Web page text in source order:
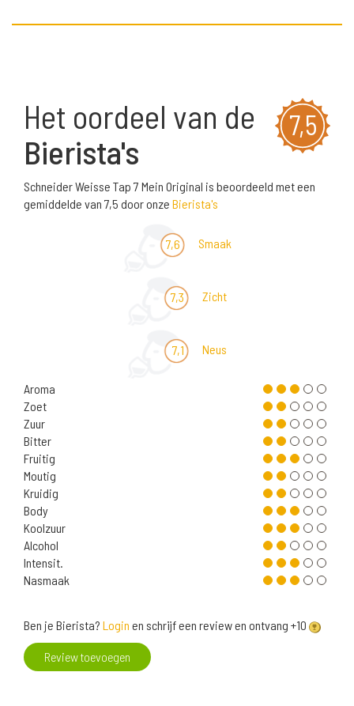
7,5
Het oordeel van de
Bierista's
Schneider Weisse Tap 7 Mein Original is beoordeeld met een
gemiddelde van 7,5 door onze Bierista's
7,6 Smaak
7,3 Zicht
7,1 Neus
Aroma
Zoet
Zuur
Bitter
Fruitig
Moutig
Kruidig
Body
Koolzuur
Alcohol
Intensit.
Nasmaak
Ben je Bierista? Login en schrijf een review en ontvang +10
Review toevoegen